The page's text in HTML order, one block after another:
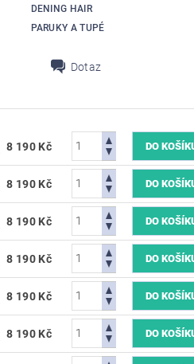
DENING HAIR
PARUKY A TUPÉ
Dotaz
8 190 Kč
8 190 Kč
8 190 Kč
8 190 Kč
8 190 Kč
8 190 Kč